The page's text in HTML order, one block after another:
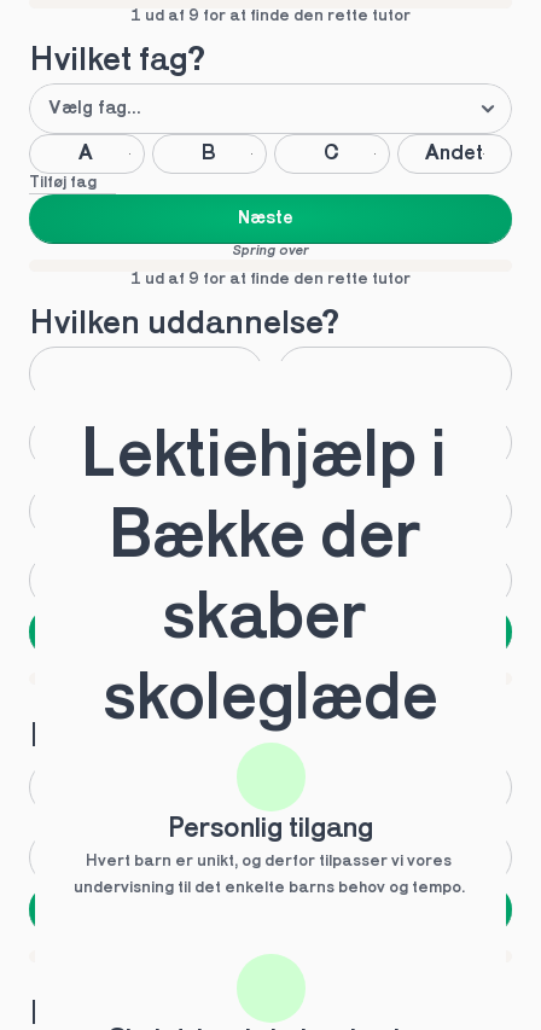
1 ud af 9 for at finde den rette tutor
Hvilket fag?
A B C Andet
Tilføj fag
Næste
Spring over
1 ud af 9 for at finde den rette tutor
Hvilken uddannelse?
HTX HF
IB
Næste
1 ud af 9 for at finde den rette tutor
Hvilken årgang?
2.g Andet
1 ud af 9 for at finde den rette tutor
Hvilke behov?
Lektiehjælp i
Bække der
skaber
skoleglæde
Personlig tilgang
Hvert barn er unikt, og derfor tilpasser vi vores
undervisning til det enkelte barns behov og tempo.